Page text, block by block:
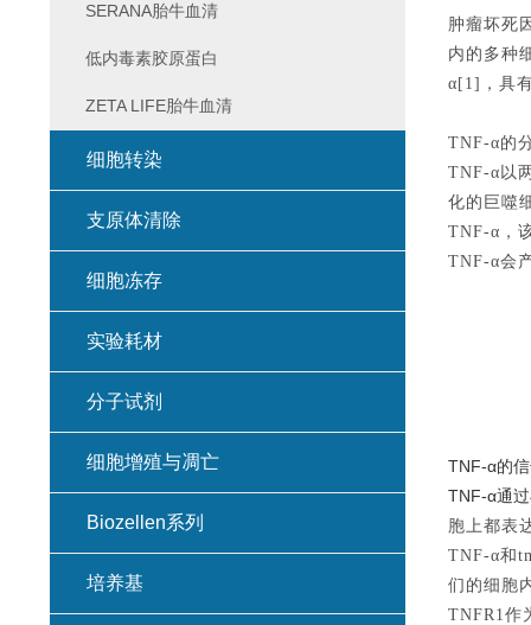
肿瘤坏死
内的多种
α[1]，具
TNF-α的
TNF-α以
化的巨噬
TNF-α，
TNF-α会
TNF-α的
TNF-α通
胞上都表
TNF-α和
们的细胞
TNFR1作
SERANA胎牛血清
低内毒素胶原蛋白
ZETA LIFE胎牛血清
细胞转染
支原体清除
细胞冻存
实验耗材
分子试剂
细胞增殖与凋亡
Biozellen系列
培养基